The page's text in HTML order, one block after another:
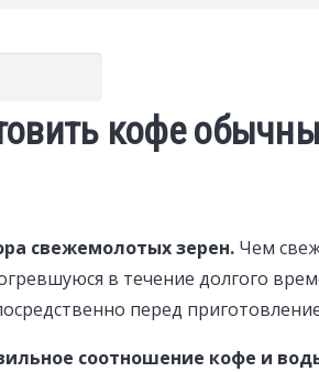
кофе
свежемолотых зерен. Чем
в течение долгого
перед
соотношение кофе и